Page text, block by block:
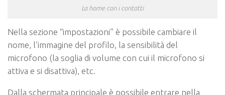
La home con i contatti
Nella sezione “impostazioni” è possibile cambiare il
nome, l’immagine del profilo, la sensibilità del
microfono (la soglia di volume con cui il microfono si
attiva e si disattiva), etc.
Dalla schermata principale è possibile entrare nella